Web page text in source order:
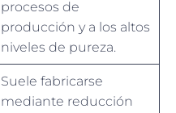
procesos de
producción y a los altos
niveles de pureza.
Suele fabricarse
mediante reducción